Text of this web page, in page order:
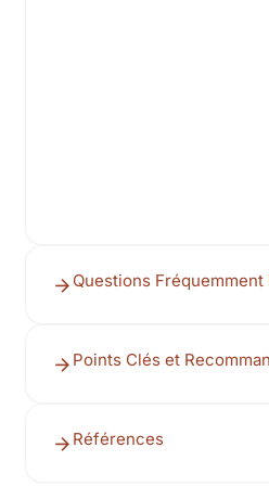
Questions Fréquemment
Points Clés et
Références